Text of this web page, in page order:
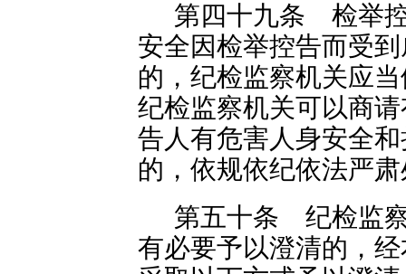
第四十九条 检举
安全因检举控告而受
的，纪检监察机关应
纪检监察机关可以商
告人有危害人身安全
的，依规依纪依法严
第五十条 纪检监
有必要予以澄清的，